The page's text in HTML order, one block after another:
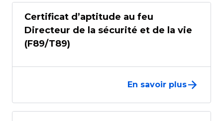
Certificat d’aptitude au feu
Directeur de la sécurité et de la vie
(F89/T89)
En savoir plus